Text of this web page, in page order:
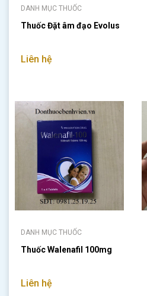
DANH MỤC THUỐC
Thuốc Đặt âm đạo Evolus
Liên hệ
DANH MỤC THUỐC
Thuốc Walenafil 100mg
Liên hệ